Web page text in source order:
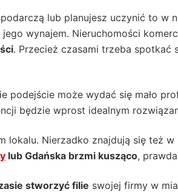
lub planujesz uczynić to w
wynajem. Nieruchomości
. Przecież czasami trzeba spotkać
podejście może wydać się mało
będzie wprost idealnym
lokalu. Nierzadko znajdują się też
lub Gdańska brzmi kusząco,
stworzyć filie swojej firmy w